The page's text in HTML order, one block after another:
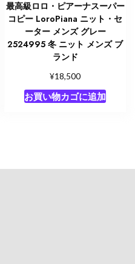
最高級ロロ・ピアーナスーパー
コピー LoroPiana ニット・セ
ーター メンズ グレー
2524995 冬 ニット メンズ ブ
ランド
¥18,500
お買い物カゴに追加